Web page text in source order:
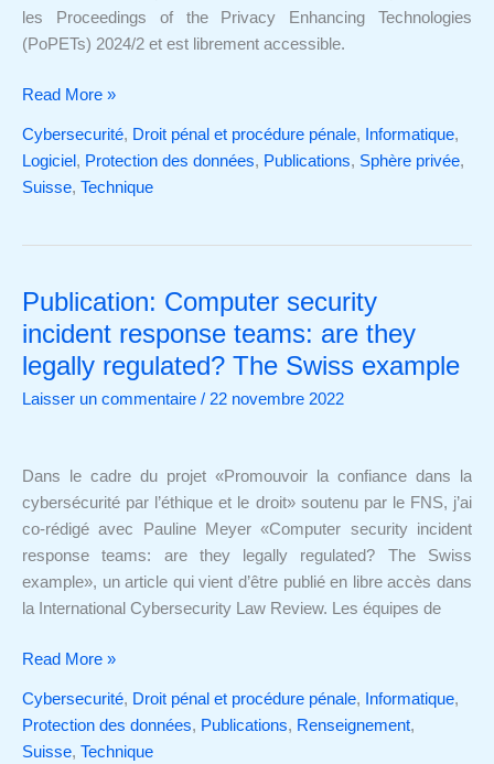
les Proceedings of the Privacy Enhancing Technologies
(PoPETs) 2024/2 et est librement accessible.
Read More »
Cybersecurité, Droit pénal et procédure pénale, Informatique,
Logiciel, Protection des données, Publications, Sphère privée,
Suisse, Technique
Publication: Computer security
incident response teams: are they
legally regulated? The Swiss example
Laisser un commentaire / 22 novembre 2022
Dans le cadre du projet «Promouvoir la confiance dans la
cybersécurité par l’éthique et le droit» soutenu par le FNS, j’ai
co-rédigé avec Pauline Meyer «Computer security incident
response teams: are they legally regulated? The Swiss
example», un article qui vient d’être publié en libre accès dans
la International Cybersecurity Law Review. Les équipes de
Publication:
Computer
incident
response
they
legally
regulated?
The
Swiss
example
Read More »
Cybersecurité, Droit pénal et procédure pénale, Informatique,
Protection des données, Publications, Renseignement,
Suisse, Technique